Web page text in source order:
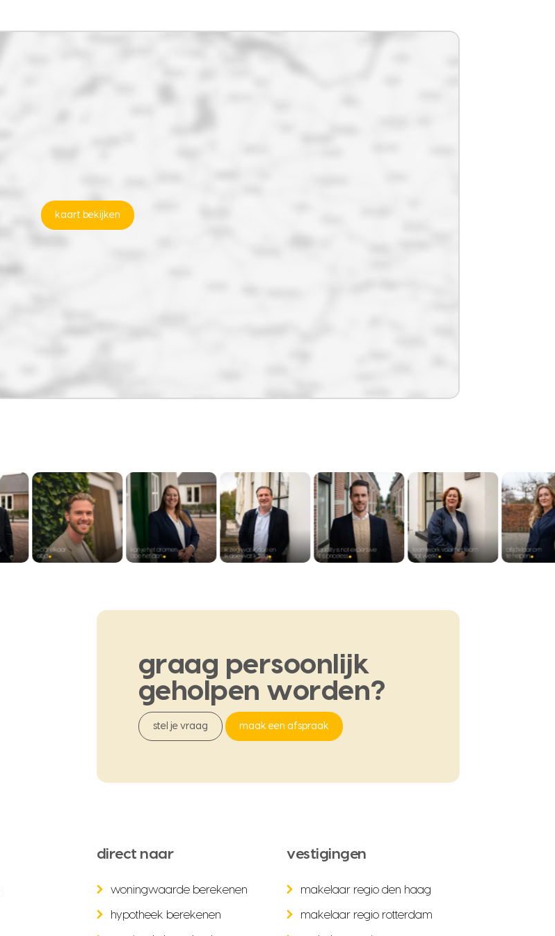
kaart bekijken
graag persoonlijk
geholpen worden?
stel je vraag maak een afspraak
direct naar
woningwaarde berekenen
hypotheek berekenen
vestigingen
makelaar regio den haag
makelaar regio rotterdam